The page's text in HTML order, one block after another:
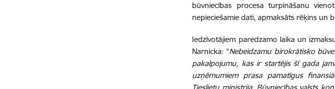
būvniecības procesa turpināšanu
nepieciešamie dati, apmaksāts rēķins un
Iedzīvotājiem paredzamo laika un
Narnicka: “Nebeidzamu birokrātisko
pakalpojumu, kas ir startējis šī gada
uzņēmumiem prasa pamatīgus